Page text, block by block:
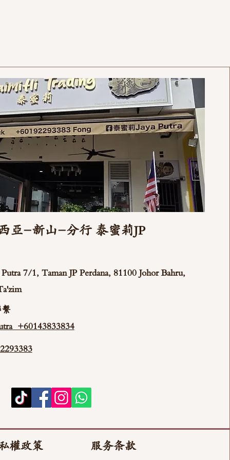
亞-新山-分行 泰蜜莉JP
Putra 7/1, Taman JP Perdana, 81100 Johor Bahru,
繫
+60143833834
權政策 服务条款